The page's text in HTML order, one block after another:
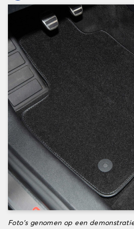
Foto's genomen op een